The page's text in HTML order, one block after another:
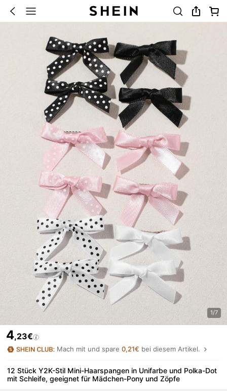
1/7
4,23€
Mach mit und spare0,21€ bei diesem Artikel.
12 Stück Y2K-Stil Mini-Haarspangen in Unifarbe und Polka-Dot
mit Schleife, geeignet für Mädchen-Pony und Zöpfe